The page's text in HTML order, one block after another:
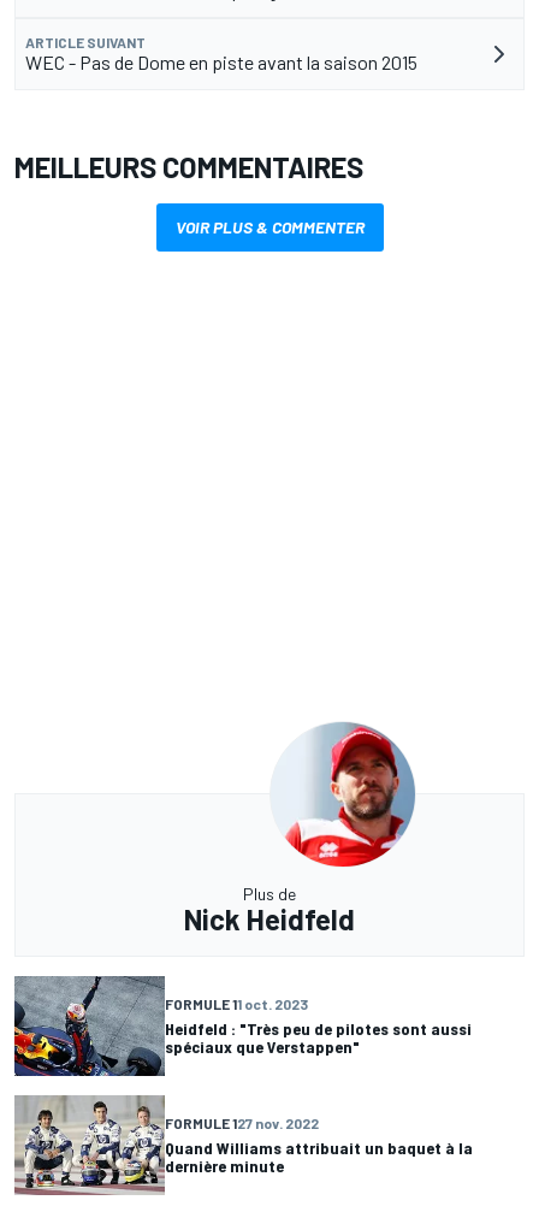
ARTICLE SUIVANT
WEC - Pas de Dome en piste avant la saison 2015
MEILLEURS COMMENTAIRES
VOIR PLUS & COMMENTER
Plus de
Nick Heidfeld
FORMULE 11 oct. 2023
Heidfeld : "Très peu de pilotes sont aussi
spéciaux que Verstappen"
FORMULE 127 nov. 2022
Quand Williams attribuait un baquet à la
dernière minute